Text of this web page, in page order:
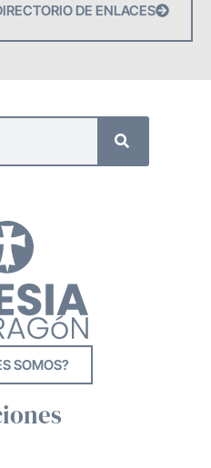
DE ENLACES
SOMOS?